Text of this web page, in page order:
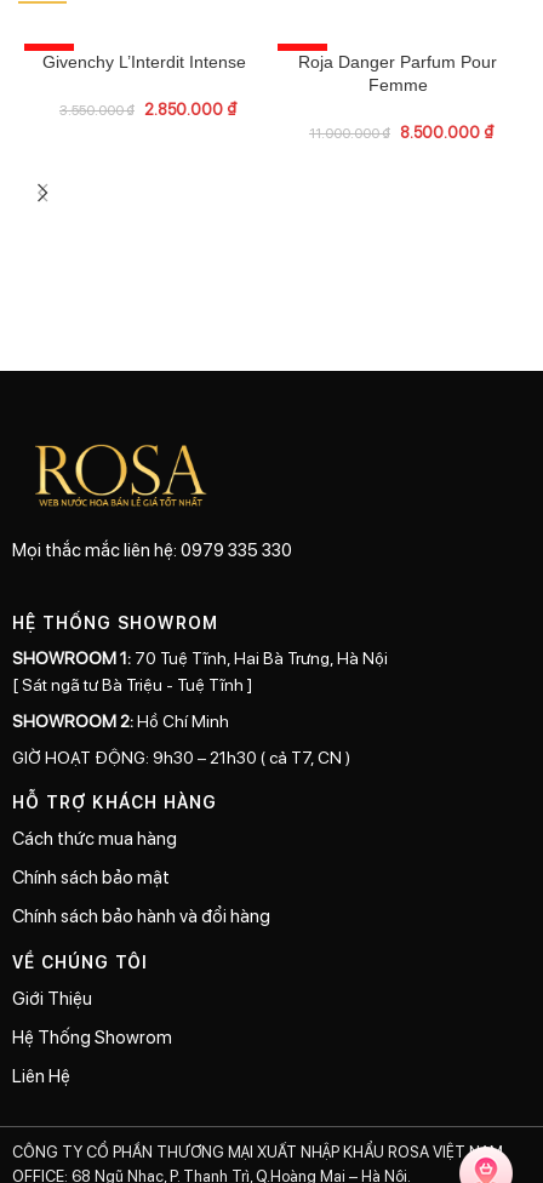
-20%
Givenchy L’Interdit Intense
3.550.000₫ 2.850.000 ₫
-23%
Roja Danger Parfum Pour
Femme
11.000.000₫ 8.500.000 ₫
Mọi thắc mắc liên hệ: 0979 335 330
HỆ THỐNG SHOWROM
SHOWROOM 1: 70 Tuệ Tĩnh, Hai Bà Trưng, Hà Nội
[ Sát ngã tư Bà Triệu - Tuệ Tĩnh ]
SHOWROOM 2:Hồ Chí Minh
GIỜ HOẠT ĐỘNG: 9h30 – 21h30 ( cả T7, CN )
HỖ TRỢ KHÁCH HÀNG
Cách thức mua hàng
Chính sách bảo mật
Chính sách bảo hành và đổi hàng
VỀ CHÚNG TÔI
Giới Thiệu
Hệ Thống Showrom
Liên Hệ
CÔNG TY CỔ PHẦN THƯƠNG MẠI XUẤT NHẬP KHẨU ROSA VIỆT NAM
OFFICE: 68 Ngũ Nhạc, P. Thanh Trì, Q.Hoàng Mai – Hà Nội.